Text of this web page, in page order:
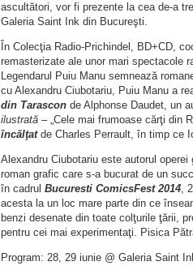
ascultători, vor fi prezente la cea de-a
Galeria Saint Ink din Bucureşti.
În Colecţia Radio-Prichindel, BD+CD,
remasterizate ale unor mari spectacole
Legendarul Puiu Manu semnează
cu Alexandru Ciubotariu, Puiu Manu a
din Tarascon de Alphonse Daudet, un
ilustrată – „Cele mai frumoase cărţi din
încălţatde Charles Perrault, în timp ce
Alexandru Ciubotariu este autorul
roman grafic care s-a bucurat de un
în cadrul Bucuresti ComicsFest 2014,
acesta la un loc mare parte din ce
benzi desenate din toate colţurile ţării,
pentru cei mai experimentaţi. Pisica
Program: 28, 29 iunie @ Galeria Saint